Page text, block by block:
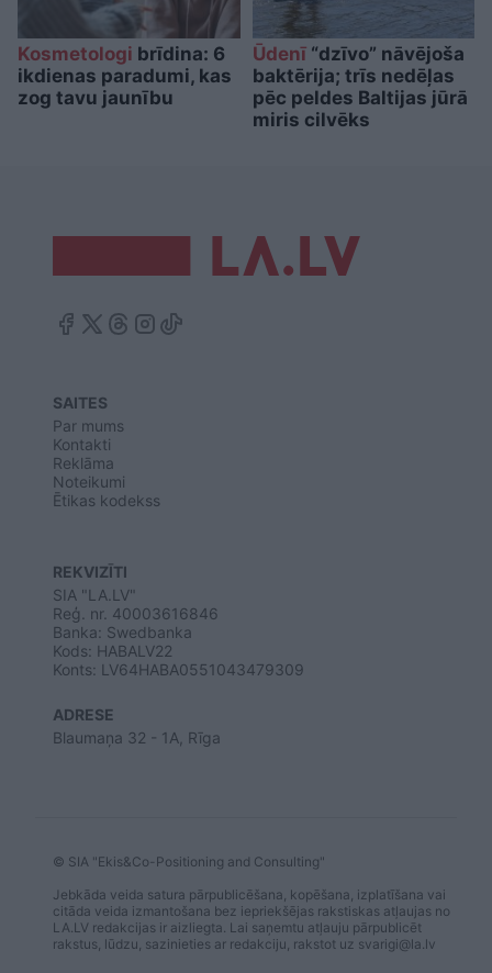
Kosmetologi brīdina: 6
ikdienas paradumi, kas
zog tavu jaunību
Ūdenī“dzīvo” nāvējoša
baktērija; trīs nedēļas
pēc peldes Baltijas jūrā
miris cilvēks
SAITES
Par mums
Kontakti
Reklāma
Noteikumi
Ētikas kodekss
REKVIZĪTI
SIA "LA.LV"
Reģ. nr. 40003616846
Banka: Swedbanka
Kods: HABALV22
Konts: LV64HABA0551043479309
ADRESE
Blaumaņa 32 - 1A, Rīga
© SIA "Ekis&Co-Positioning and Consulting"
Jebkāda veida satura pārpublicēšana, kopēšana, izplatīšana vai
citāda veida izmantošana bez iepriekšējas rakstiskas atļaujas no
LA.LV redakcijas ir aizliegta. Lai saņemtu atļauju pārpublicēt
rakstus, lūdzu, sazinieties ar redakciju, rakstot uz svarigi@la.lv